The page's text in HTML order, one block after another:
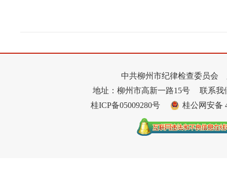
中共柳州市纪律检查委员会
地址：柳州市高新一路15号
联系我
桂ICP备05009280号
桂公网安备